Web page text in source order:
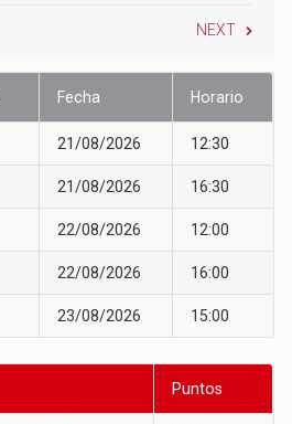
NEXT
Fecha Horario
21/08/2026 12:30
21/08/2026 16:30
22/08/2026 12:00
22/08/2026 16:00
23/08/2026 15:00
Puntos